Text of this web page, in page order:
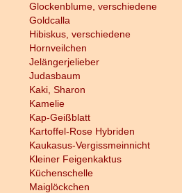
Glockenblume, verschiedene
Goldcalla
Hibiskus, verschiedene
Hornveilchen
Jelängerjelieber
Judasbaum
Kaki, Sharon
Kamelie
Kap-Geißblatt
Kartoffel-Rose Hybriden
Kaukasus-Vergissmeinnicht
Kleiner Feigenkaktus
Küchenschelle
Maiglöckchen